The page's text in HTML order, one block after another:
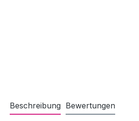
Beschreibung Bewertungen